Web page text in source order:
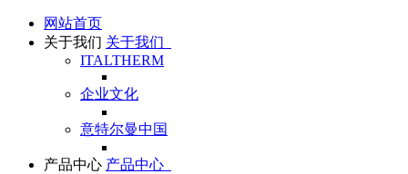
网站首页
关于我们 关于我们
ITALTHERM
企业文化
意特尔曼中国
产品中心 产品中心